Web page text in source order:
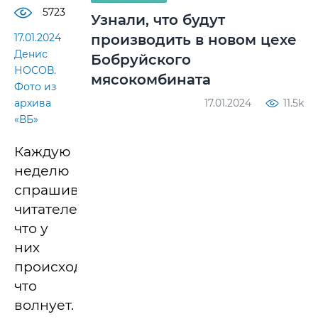
5723
17.01.2024
Денис
НОСОВ.
Фото из
архива
«ВБ»
Каждую
неделю
спрашиваем
читателей,
что у
них
происходит,
что
волнует.
Узнали, что будут
производить в новом цехе
Бобруйского
мясокомбината
17.01.2024 11.5k